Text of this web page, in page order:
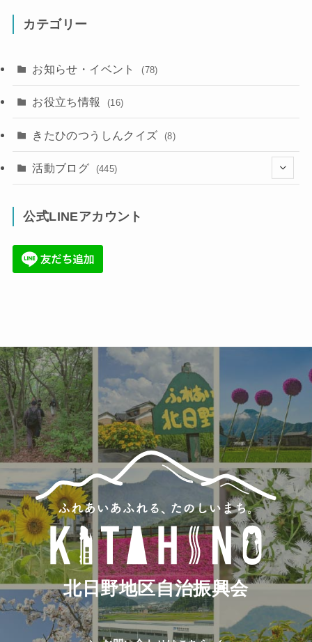
カテゴリー
お知らせ・イベント (78)
お役立ち情報 (16)
きたひのつうしんクイズ (8)
活動ブログ (445)
(86)
公式LINEアカウント
北日野地区自治振興会